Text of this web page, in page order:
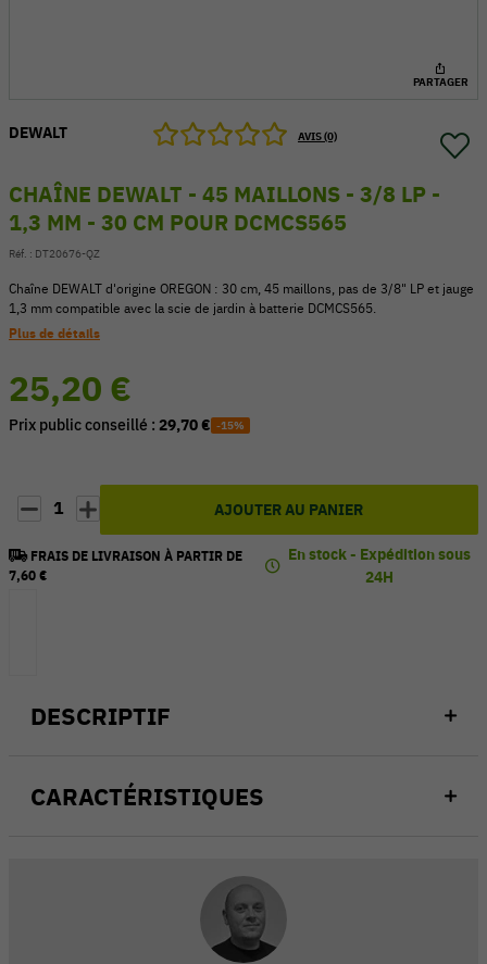
PARTAGER
DESCRIPTIF
CARACTÉRISTIQUES
DEWALT AVIS (0)
CHAÎNE DEWALT - 45 MAILLONS - 3/8 LP -
1,3 MM - 30 CM POUR DCMCS565
Réf. : DT20676-QZ
Chaîne DEWALT d'origine OREGON : 30 cm, 45 maillons, pas de 3/8" LP et jauge
1,3 mm compatible avec la scie de jardin à batterie DCMCS565.
Plus de détails
25,20 €
Prix public conseillé : 29,70 € -15%
1 AJOUTER AU PANIER
FRAIS DE LIVRAISON À PARTIR DE
7,60 €
En stock - Expédition sous
24H